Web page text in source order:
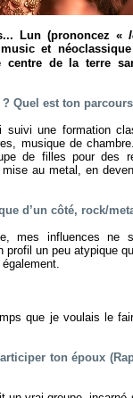
Lun (prononcez «
et
centre de la terre
Quel est ton
une formation
musique de
de filles pour des
au metal, en
d’un côté, rock/
mes influences ne
un peu atypique
que je voulais le
ton époux